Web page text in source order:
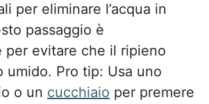
per eliminare l’acqua in
passaggio è
per evitare che il ripieno
umido. Pro tip: Usa uno
o un cucchiaio per premere